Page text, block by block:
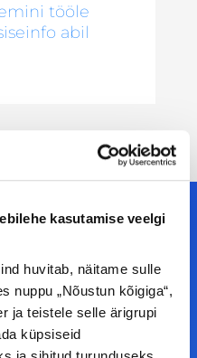
kasutamise veelgi
huvitab, näitame sulle
nuppu „Nõustun kõigiga“,
ja teistele selle ärigrupi
küpsiseid
tööle
abil
leiad!
kõik vajaliku, et olla
Kui sul on